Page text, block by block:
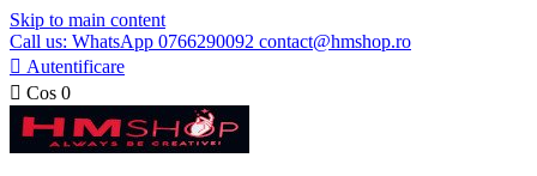
Skip to main content
Call us: WhatsApp 0766290092 contact@hmshop.ro
 Autentificare
 Cos 0